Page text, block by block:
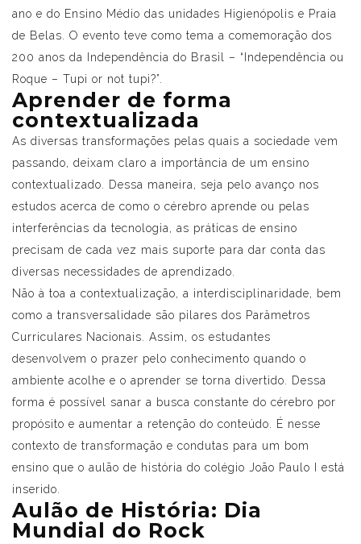
ano e do Ensino Médio das unidades Higienópolis e Praia
de Belas. O evento teve como tema a comemoração dos
200 anos da Independência do Brasil – “Independência ou
Roque – Tupi or not tupi?”.
Aprender de forma
contextualizada
As diversas transformações pelas quais a sociedade vem
passando, deixam claro a importância de um ensino
contextualizado. Dessa maneira, seja pelo avanço nos
estudos acerca de como o cérebro aprende ou pelas
interferências da tecnologia, as práticas de ensino
precisam de cada vez mais suporte para dar conta das
diversas necessidades de aprendizado.
Não à toa a contextualização, a interdisciplinaridade, bem
como a transversalidade são pilares dos Parâmetros
Curriculares Nacionais. Assim, os estudantes
desenvolvem o prazer pelo conhecimento quando o
ambiente acolhe e o aprender se torna divertido. Dessa
forma é possível sanar a busca constante do cérebro por
propósito e aumentar a retenção do conteúdo. É nesse
contexto de transformação e condutas para um bom
ensino que o aulão de história do colégio João Paulo I está
inserido.
Aulão de História: Dia
Mundial do Rock